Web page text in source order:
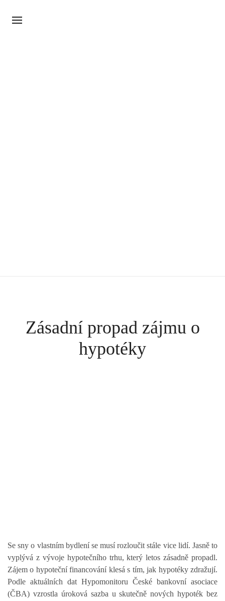
Zásadní propad zájmu o
hypotéky
Se sny o vlastním bydlení se musí rozloučit stále vice lidí. Jasně to
vyplývá z vývoje hypotečního trhu, který letos zásadně propadl.
Zájem o hypoteční financování klesá s tím, jak hypotéky zdražují.
Podle aktuálních dat Hypomonitoru České bankovní asociace
(ČBA) vzrostla úroková sazba u skutečně nových hypoték bez